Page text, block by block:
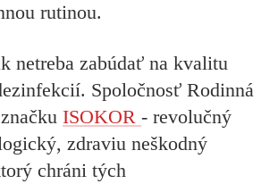
rutinou.
netreba zabúdať na kvalitu
Spoločnosť Rodinná
ISOKOR - revolučný
zdraviu neškodný
chráni tých